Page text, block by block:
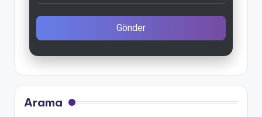
Gönder
Arama